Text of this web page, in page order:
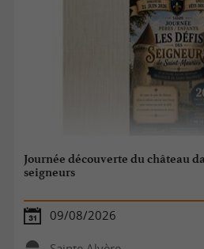
Journée découverte du château
seigneurs
09/08/2026